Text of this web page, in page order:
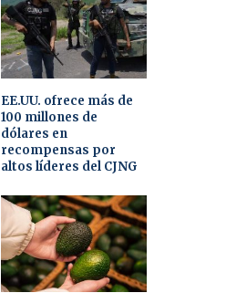
EE.UU. ofrece más de
100 millones de
dólares en
recompensas por
altos líderes del CJNG